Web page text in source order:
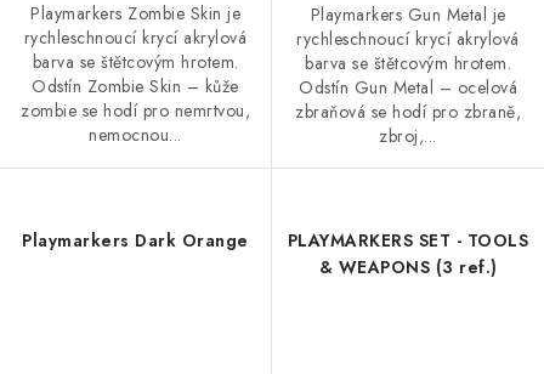
Playmarkers Zombie Skin je
rychleschnoucí krycí akrylová
barva se štětcovým hrotem.
Odstín Zombie Skin – kůže
zombie se hodí pro nemrtvou,
nemocnou...
Playmarkers Gun Metal je
rychleschnoucí krycí akrylová
barva se štětcovým hrotem.
Odstín Gun Metal – ocelová
zbraňová se hodí pro zbraně,
zbroj,...
Playmarkers Dark Orange
PLAYMARKERS SET - TOOLS
& WEAPONS (3 ref.)